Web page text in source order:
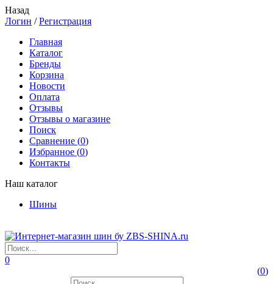
Назад
Логин /Регистрация
Главная
Каталог
Бренды
Корзина
Новости
Оплата
Отзывы
Отзывы о магазине
Поиск
Сравнение (0)
Избранное (0)
Контакты
Наш каталог
Шины
0
(0)